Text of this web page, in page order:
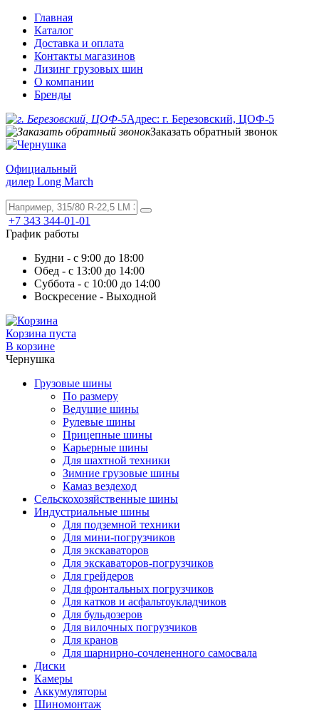
Главная
Каталог
Доставка и оплата
Контакты магазинов
Лизинг грузовых шин
О компании
Бренды
Адрес: г. Березовский, ЦОФ-5
Заказать обратный звонок
Официальный
дилер Long March
+7 343 344-01-01
График работы
Будни - с 9:00 до 18:00
Обед - с 13:00 до 14:00
Суббота - с 10:00 до 14:00
Воскресение - Выходной
Корзина пуста
В корзине
Чернушка
Грузовые шины
По размеру
Ведущие шины
Рулевые шины
Прицепные шины
Карьерные шины
Для шахтной техники
Зимние грузовые шины
Камаз вездеход
Сельскохозяйственные шины
Индустриальные шины
Для подземной техники
Для мини-погрузчиков
Для экскаваторов
Для экскаваторов-погрузчиков
Для грейдеров
Для фронтальных погрузчиков
Для катков и асфальтоукладчиков
Для бульдозеров
Для вилочных погрузчиков
Для кранов
Для шарнирно-сочлененного самосвала
Диски
Камеры
Аккумуляторы
Шиномонтаж